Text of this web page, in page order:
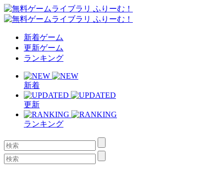
新着ゲーム
更新ゲーム
ランキング
新着
更新
ランキング